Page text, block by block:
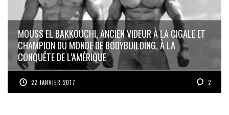
MOUSS EL BAKKOUCHI, ANCIEN VIDEUR À LA CIGALE ET
CHAMPION DU MONDE DE BODYBUILDING, À LA
CONQUÊTE DE L’AMÉRIQUE
22 JANVIER 2017 2